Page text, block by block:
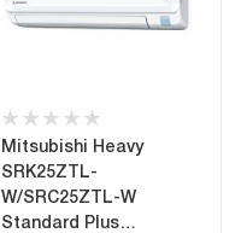
Mitsubishi Heavy
SRK25ZTL-
W/SRC25ZTL-W
Standard Plus